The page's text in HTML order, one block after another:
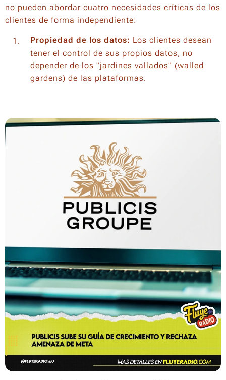
no pueden abordar cuatro necesidades críticas de los
clientes de forma independiente:
Propiedad de los datos: Los clientes desean
tener el control de sus propios datos, no
depender de los "jardines vallados" (walled
gardens) de las plataformas.